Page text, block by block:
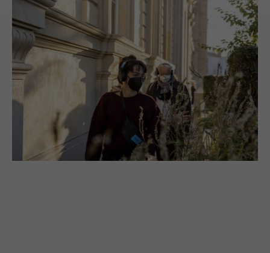
>Datenschutzerklärung Impressum